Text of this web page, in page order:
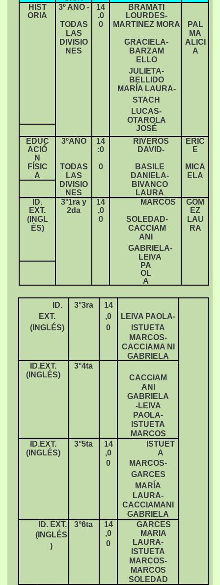
HIST
ORIA
3º AÑO -
14
,0
BRAMATI
LOURDES-
TODAS
LAS
0 MARTINEZ MORA
PAL
MA
DIVISIO
NES
GRACIELA-
BARZAM
ALICI
A
ELLO
JULIETA-
BELLIDO
MARÍA LAURA-
STACH
LUCAS-
OTAROLA
JOSÉ
EDUC
ACIÓ
N
3ºAÑO
14
:0
RIVEROS
DAVID-
ERIC
E
FÍSIC
A
TODAS
LAS
0
BASILE
DANIELA-
MICA
ELA
DIVISIO
NES
BIVANCO
LAURA
ID.
EXT.
3°1ra y
2da
14
,0
MARCOS
GOM
EZ
(INGL
ÉS)
0
SOLEDAD-
CACCIAM
LAU
RA
ANI
GABRIELA-
LEIVA
PA
OL
A
ID.
EXT.
(INGLÉS)
3°3ra
14
,0
0
LEIVA PAOLA-
ISTUETA
MARCOS-
CACCIAMA NI
GABRIELA
ID.EXT.
(INGLÉS)
3°4ta
CACCIAM
ANI
GABRIELA
-LEIVA
PAOLA-
ISTUETA
MARCOS
ID.EXT.
(INGLÉS)
3°5ta
14
,0
0
ISTUET
A
MARCOS-
GARCES
MARÍA
LAURA-
CACCIAMANI
GABRIELA
ID. EXT.
(INGLÉS
)
3°6ta
14
,0
0
GARCES
MARIA
LAURA-
ISTUETA
MARCOS-
MARCOS
SOLEDAD